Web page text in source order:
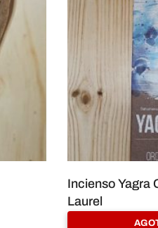
Incienso Yagra
Laurel